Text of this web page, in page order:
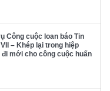
Công cuộc loan báo Tin
– Khép lại trong hiệp
mới cho công cuộc huấn